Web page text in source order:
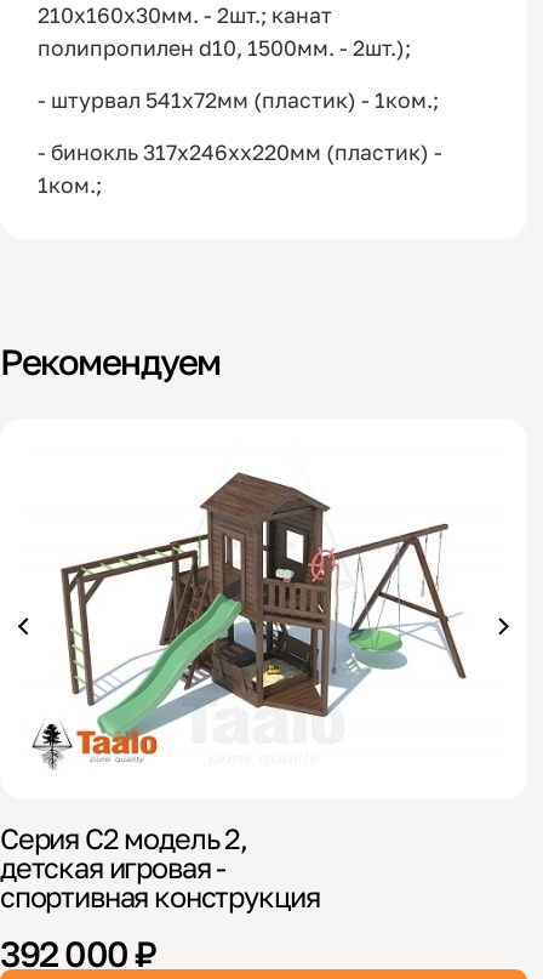
210х160х30мм. - 2шт.; канат
полипропилен d10, 1500мм. - 2шт.);
- штурвал 541х72мм (пластик) - 1ком.;
- бинокль 317х246хх220мм (пластик) -
1ком.;
Рекомендуем
Серия С2 модель 2,
детская игровая -
спортивная конструкция
392 000 ₽